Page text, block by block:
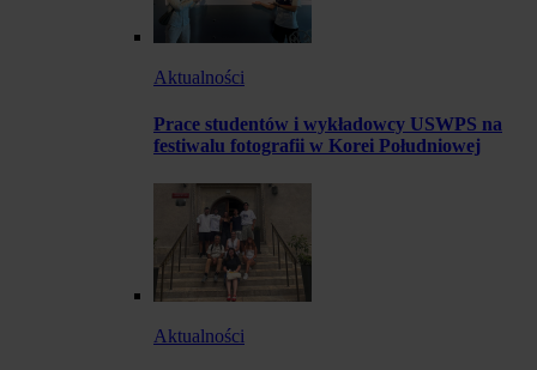
Aktualności
Prace studentów i wykładowcy USWPS na
festiwalu fotografii w Korei Południowej
Aktualności